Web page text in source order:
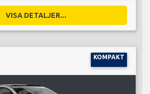
VISA DETALJER...
KOMPAKT